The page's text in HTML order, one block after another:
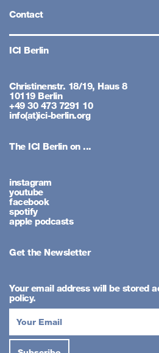
Contact
ICI Berlin
Christinenstr. 18/19, Haus 8
10119 Berlin
+49 30 473 7291 10
info(at)ici-berlin.org
The ICI Berlin on ...
instagram
youtube
facebook
spotify
apple podcasts
Get the Newsletter
Your email address will be stored
policy.